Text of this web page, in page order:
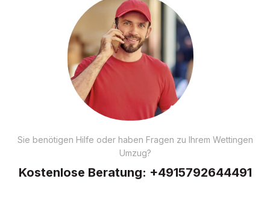
Sie benötigen Hilfe oder haben Fragen zu Ihrem Wettingen
Umzug?
Kostenlose Beratung: +4915792644491